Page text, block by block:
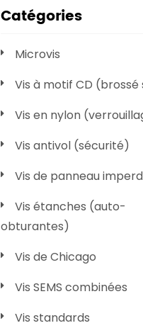
Catégories
Microvis
Vis à motif CD (brossé
Vis en nylon
Vis antivol (sécurité)
Vis de panneau
Vis étanches (auto-
obturantes)
Vis de Chicago
Vis SEMS combinées
Vis standards